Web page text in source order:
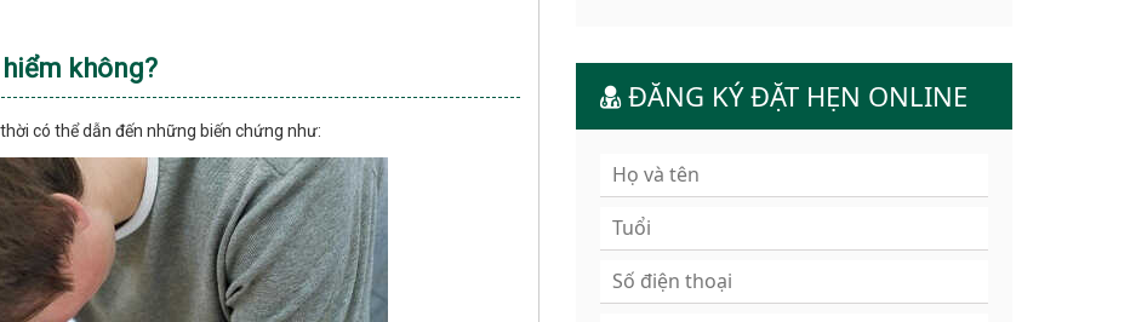
không?
có thể dẫn đến những biến chứng như:
ĐĂNG KÝ ĐẶT HẸN ONLINE